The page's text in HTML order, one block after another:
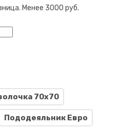
70x70
Пододеяльник Евро